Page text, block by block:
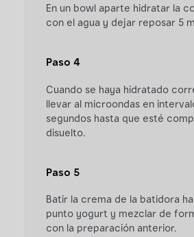
En un bowl aparte hidratar la
con el agua y dejar reposar 5
Paso 4
Cuando se haya hidratado
llevar al microondas en
segundos hasta que esté
disuelto.
Paso 5
Batir la crema de la batidora
punto yogurt y mezclar de
con la preparación anterior.